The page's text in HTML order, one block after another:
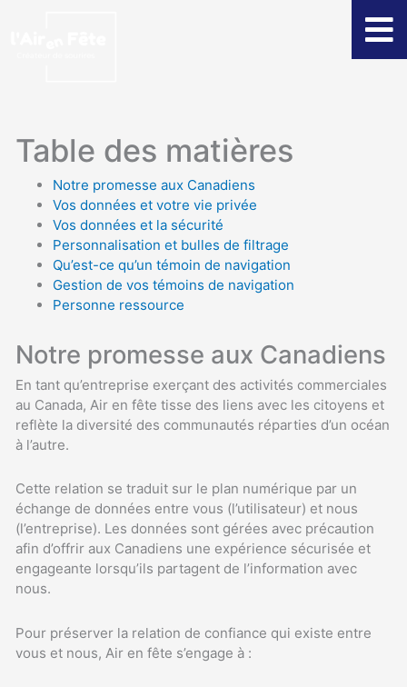
Table des matières
Notre promesse aux Canadiens
Vos données et votre vie privée
Vos données et la sécurité
Personnalisation et bulles de filtrage
Qu’est-ce qu’un témoin de navigation
Gestion de vos témoins de navigation
Personne ressource
Notre promesse aux Canadiens
En tant qu’entreprise exerçant des activités commerciales
au Canada, Air en fête tisse des liens avec les citoyens et
reflète la diversité des communautés réparties d’un océan
à l’autre.
Cette relation se traduit sur le plan numérique par un
échange de données entre vous (l’utilisateur) et nous
(l’entreprise). Les données sont gérées avec précaution
afin d’offrir aux Canadiens une expérience sécurisée et
engageante lorsqu’ils partagent de l’information avec
nous.
Pour préserver la relation de confiance qui existe entre
vous et nous, Air en fête s’engage à :